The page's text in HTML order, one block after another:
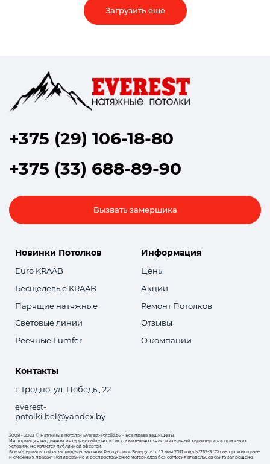
Загрузить еще
+375 (29) 106-18-80
+375 (33) 688-89-90
Вызвать замерщика
Новинки Потолков
Euro KRAAB
Бесщелевые KRAAB
Парящие натяжные
Световые линии
Реечные Lumfer
Информация
Цены
Акции
Ремонт Потолков
Отзывы
О компании
Контакты
г. Гродно, ул. Победы, 22
everest-
potolki.bel@yandex.by
2008 - 2023 © Натяжные потолки Everest-Potolki.by - Все права защищены.
Информация на данном интернет-сайте носит исключительно ознакомительный характер и ни при каких
условиях не является публичной офертой.
Все материалы сайта защищены законом Республики Беларусь от 17 мая 2011 года №262-З "Об авторском праве
и смежных правах" Копирование и распространение материалов без согласия владельцев сайта запрещено.